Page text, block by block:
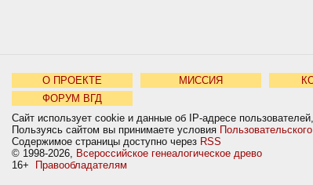
О ПРОЕКТЕ МИССИЯ
ФОРУМ ВГД
Сайт использует cookie и данные об IP-адресе
Пользуясь сайтом вы принимаете условия
Содержимое страницы доступно через RSS
© 1998-2026, Всероссийское генеалогическое древо
16+
Правообладателям